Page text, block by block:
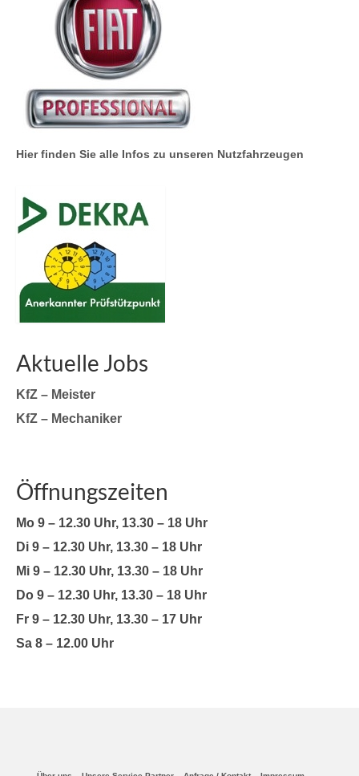
Hier finden Sie alle Infos zu unseren Nutzfahrzeugen
Aktuelle Jobs
KfZ – Meister
KfZ – Mechaniker
Öffnungszeiten
Mo 9 – 12.30 Uhr, 13.30 – 18 Uhr
Di 9 – 12.30 Uhr, 13.30 – 18 Uhr
Mi 9 – 12.30 Uhr, 13.30 – 18 Uhr
Do 9 – 12.30 Uhr, 13.30 – 18 Uhr
Fr 9 – 12.30 Uhr, 13.30 – 17 Uhr
Sa 8 – 12.00 Uhr